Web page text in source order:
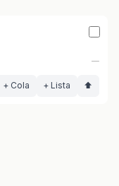
—
+ Cola + Lista ⬆